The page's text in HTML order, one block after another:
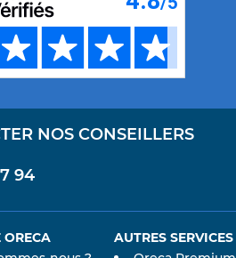
NOS CONSEILLERS
94
ORECA
AUTRES SERVICES